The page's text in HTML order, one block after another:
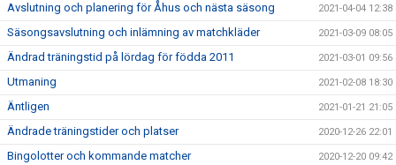
Avslutning och planering för Åhus och nästa säsong 2021-04-04 12:38
Säsongsavslutning och inlämning av matchkläder 2021-03-09 08:05
Ändrad träningstid på lördag för födda 2011 2021-03-01 09:56
Utmaning 2021-02-08 18:30
Äntligen 2021-01-21 21:05
Ändrade träningstider och platser 2020-12-26 22:01
Bingolotter och kommande matcher 2020-12-20 09:42